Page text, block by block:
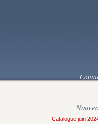
Catalogue juin